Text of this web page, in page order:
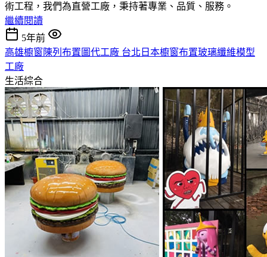
術工程，我們為直營工廠，秉持著專業、品質、服務。
繼續閱讀
5年前
高雄櫥窗陳列布置圖代工廠 台北日本櫥窗布置玻璃纖維模型
工廠
生活綜合